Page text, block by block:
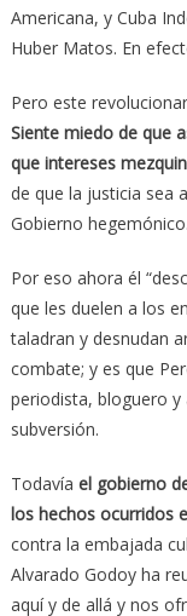
Americana, y Cuba
Huber Matos. En
Pero este
Siente miedo de que
que intereses
de que la justicia sea
Gobierno hegemónico.
Por eso ahora él
que les duelen a los
taladran y desnudan
combate; y es que
periodista, bloguero
subversión.
Todavía el gobierno
los hechos ocurridos
contra la embajada
Alvarado Godoy ha
aquí y de allá y nos